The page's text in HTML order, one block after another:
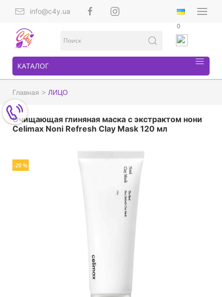
info@c4y.ua
0
КАТАЛОГ
Главная ЛИЦО
Очищающая глиняная маска с экстрактом нони
Celimax Noni Refresh Clay Mask 120 мл
-20 %